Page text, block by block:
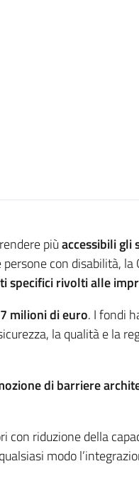
piùaccessibili gli
con disabilità,
specifici rivolti alle
milioni di euro. I fondi
la qualità e la
di barriere
riduzione della
modo